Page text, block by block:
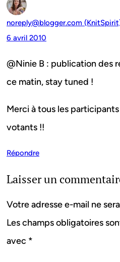
noreply@blogger.com
6 avril 2010
@Ninie B : publication des
ce matin, stay tuned !
Merci à tous les
votants !!
Répondre
Laisser un
Votre adresse e-mail ne
Les champs obligatoires
avec *